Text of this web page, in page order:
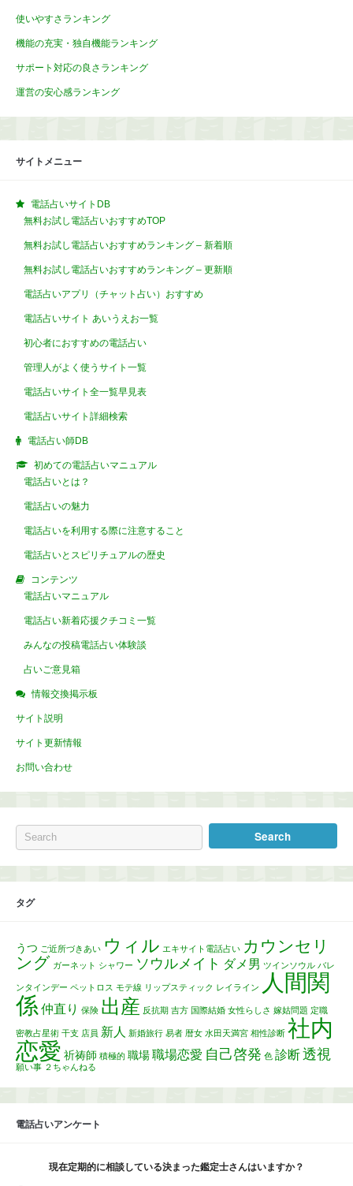
使いやすさランキング
機能の充実・独自機能ランキング
サポート対応の良さランキング
運営の安心感ランキング
サイトメニュー
電話占いサイトDB
無料お試し電話占いおすすめTOP
無料お試し電話占いおすすめランキング – 新着順
無料お試し電話占いおすすめランキング – 更新順
電話占いアプリ（チャット占い）おすすめ
電話占いサイト あいうえお一覧
初心者におすすめの電話占い
管理人がよく使うサイト一覧
電話占いサイト全一覧早見表
電話占いサイト詳細検索
電話占い師DB
初めての電話占いマニュアル
電話占いとは？
電話占いの魅力
電話占いを利用する際に注意すること
電話占いとスピリチュアルの歴史
コンテンツ
電話占いマニュアル
電話占い新着応援クチコミ一覧
みんなの投稿電話占い体験談
占いご意見箱
情報交換掲示板
サイト説明
サイト更新情報
お問い合わせ
タグ
うつ ご近所づきあい ウィル エキサイト電話占い カウンセリ
ング ガーネット シャワー ソウルメイト ダメ男 ツインソウル バレ
ンタインデー ペットロス モテ線 リップスティック レイライン
人間関
係 仲直り 保険 出産 反抗期 吉方 国際結婚 女性らしさ 嫁姑問題 定職
密教占星術 干支 店員 新人 新婚旅行 易者 暦女 水田天満宮 相性診断 社内
恋愛 祈祷師 積極的 職場職場恋愛 自己啓発 色 診断透視
願い事 ２ちゃんねる
電話占いアンケート
現在定期的に相談している決まった鑑定士さんはいますか？